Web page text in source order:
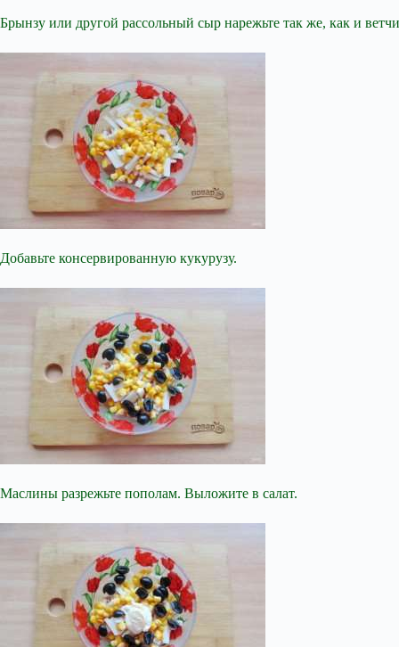
Брынзу или другой рассольный сыр нарежьте так же, как и
Добавьте консервированную кукурузу.
Маслины разрежьте пополам. Выложите в салат.